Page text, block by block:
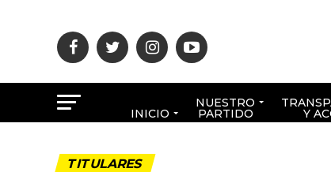
INICIO
NUESTRO
PARTIDO Y
TITULARES